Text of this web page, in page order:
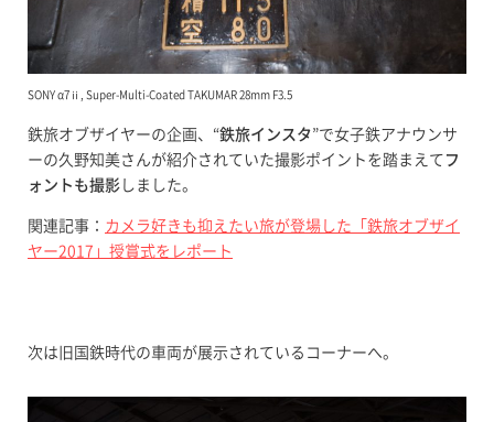
SONY α7ⅱ, Super-Multi-Coated TAKUMAR 28mm F3.5
鉄旅オブザイヤーの企画、“鉄旅インスタ”で女子鉄アナウンサ
ーの久野知美さんが紹介されていた撮影ポイントを踏まえて フ
ォントも撮影 しました。
関連記事： カメラ好きも抑えたい旅が登場した「鉄旅オブザイ
ヤー2017」授賞式をレポート
次は旧国鉄時代の車両が展示されているコーナーへ。